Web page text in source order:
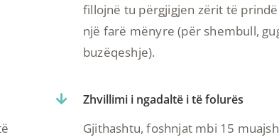
fillojnë tu përgjigjen zërit të
një farë mënyre (për shembull,
buzëqeshje).
Zhvillimi i ngadaltë i të folurës
Gjithashtu, foshnjat mbi 15